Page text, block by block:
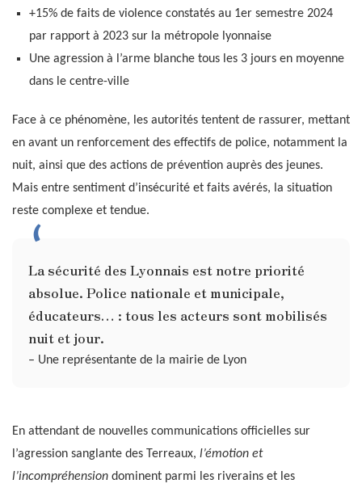
+15% de faits de violence constatés au 1er semestre 2024
par rapport à 2023 sur la métropole lyonnaise
Une agression à l’arme blanche tous les 3 jours en moyenne
dans le centre-ville
Face à ce phénomène, les autorités tentent de rassurer, mettant
en avant un renforcement des effectifs de police, notamment la
nuit, ainsi que des actions de prévention auprès des jeunes.
Mais entre sentiment d’insécurité et faits avérés, la situation
reste complexe et tendue.
La sécurité des Lyonnais est notre priorité
absolue. Police nationale et municipale,
éducateurs… : tous les acteurs sont mobilisés
nuit et jour.
– Une représentante de la mairie de Lyon
En attendant de nouvelles communications officielles sur
l’agression sanglante des Terreaux, l’émotion et
l’incompréhension dominent parmi les riverains et les